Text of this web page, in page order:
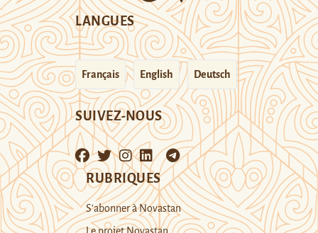
LANGUES
Français English Deutsch
SUIVEZ-NOUS
RUBRIQUES
S’abonner à Novastan